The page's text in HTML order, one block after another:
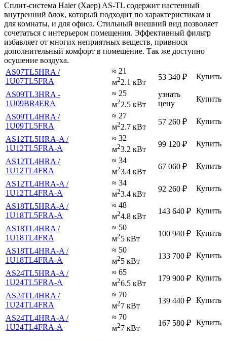
Сплит-система Haier (Хаер) AS-TL содержит настенный
внутренний блок, который подходит по характеристикам и
для комнаты, и для офиса. Стильный внешний вид позволяет
сочетаться с интерьером помещения. Эффективный фильтр
избавляет от многих неприятных веществ, привнося
дополнительный комфорт в помещение. Так же доступно
осушение воздуха.
AS07TL5HRA /
1U07TL5FRA
≈ 21
м22.1 кВт
53 340 ₽ Купить
AS09TL3HRA -
1U09BR4ERA
≈ 25
м22.5 кВт
узнать
цену
Купить
AS09TL4HRA /
1U09TL5FRA
≈ 27
м22.7 кВт
57 260 ₽ Купить
AS12TL5HRA-A /
1U12TL5FRA-A
≈ 32
м23.2 кВт
99 120 ₽ Купить
AS12TL4HRA /
1U12TL4FRA
≈ 34
м23.4 кВт
67 060 ₽ Купить
AS12TL4HRA-A /
1U12TL4FRA-A
≈ 34
м23.4 кВт
92 260 ₽ Купить
AS18TL5HRA-A /
1U18TL5FRA-A
≈ 48
м24.8 кВт
143 640 ₽ Купить
AS18TL4HRA /
1U18TL4FRA
≈ 50
м25 кВт
100 940 ₽ Купить
AS18TL4HRA-A /
1U18TL4FRA-A
≈ 50
м25 кВт
133 700 ₽ Купить
AS24TL5HRA-A /
1U24TL5FRA-A
≈ 65
м26.5 кВт
179 900 ₽ Купить
AS24TL4HRA /
1U24TL4FRA
≈ 70
м27 кВт
139 440 ₽ Купить
AS24TL4HRA-A /
1U24TL4FRA-A
≈ 70
м27 кВт
167 580 ₽ Купить